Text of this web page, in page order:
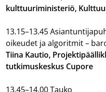
kulttuuriministeriö,
13.15–13.45
oikeudet ja algoritmit –
Tiina Kautio,
tutkimuskeskus Cupore
13.45–14.00 Tauko